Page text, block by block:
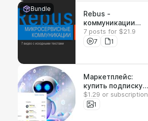
Bundle
Rebus -
коммуникации
между
микросервисами
7 posts for $21.9
7
1
Маркетплейс:
купить подписку
Claude
$1.29 or subscription
1